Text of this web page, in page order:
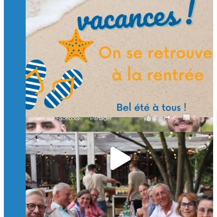
et contribuons ensemble à former les générations
d’ingénieurs de demain. 🙏
Merci à tous !
🎯 Taxe d’apprentissage 2026 : avec l'Isep, investissez pour
un numérique au service de l'humain !
À l’Isep, nous formons des ingénieurs, des bachelors, des
Mastères Spécialisés, qui allient excellence technologique et
valeurs humaines, au cœur de notre pro
...Voir plus
il y a 2 mois
0 0 0
Voir sur Facebook · Partager
🚀Afterwork à Genève 🚀
🥳 Le 22 avril dernier, 14 Alumni vivant / travaillant
en Suisse ont partagé un moment convivial de
retrouvailles et d'échanges !
Merci à tous pour votre présence et à Alexandre